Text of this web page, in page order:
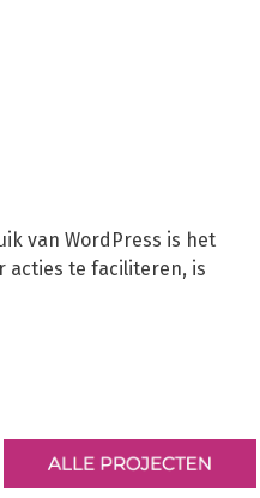
van WordPress is het
acties te faciliteren, is